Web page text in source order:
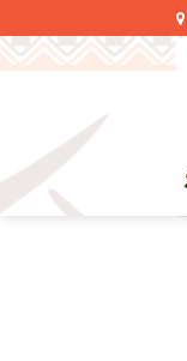
qua
nội